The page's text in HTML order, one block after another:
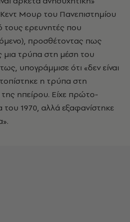
Μουρ του Πανεπιστημίου
τους ερευνητές που
προσθέτοντας πως
μια τρύπα στη μέση του
υπογράμμισε ότι «δεν είναι
η τρύπα στη
ηπείρου. Είχε πρώτο-
του 1970, αλλά εξαφανίστηκε